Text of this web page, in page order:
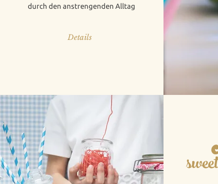
durch den anstrengenden Alltag
Details